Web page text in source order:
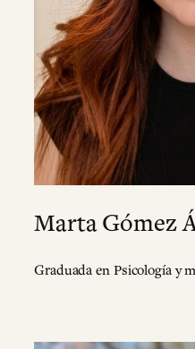
Marta Gómez
Graduada en Psicología y